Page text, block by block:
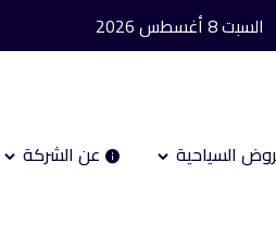
السبت 8 أغسطس 2026
السياحية عن الشركة